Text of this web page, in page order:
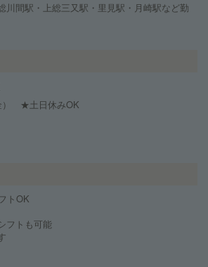
川間駅・上総三又駅・里見駅・月崎駅など勤
） ★土日休みOK
トOK
フトも可能